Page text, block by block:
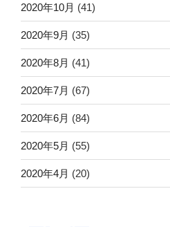
2020年10月 (41)
2020年9月 (35)
2020年8月 (41)
2020年7月 (67)
2020年6月 (84)
2020年5月 (55)
2020年4月 (20)